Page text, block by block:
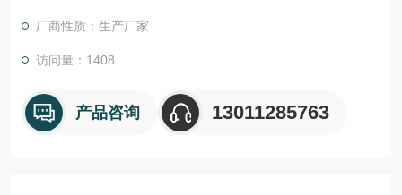
厂商性质：生产厂家
访问量：1408
产品咨询 13011285763